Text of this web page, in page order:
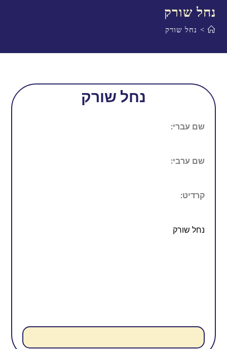
נחל שורק
> נחל שורק
נחל שורק
שם עברי:
שם ערבי:
קרדיט:
נחל שורק